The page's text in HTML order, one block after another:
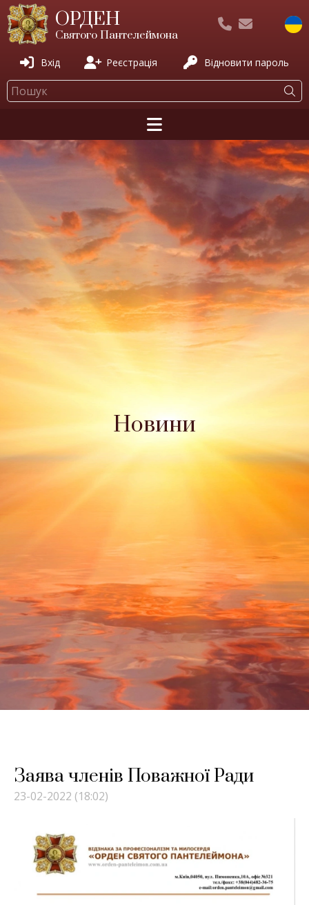
ОРДЕН
Святого Пантелеймона
Вхід Реєстрація Відновити пароль
Новини
Заява членів Поважної Ради
23-02-2022 (18:02)